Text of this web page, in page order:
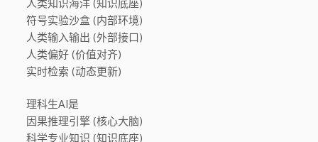
人类知识海洋 (知识底座)
符号实验沙盒 (内部环境)
人类输入输出 (外部接口)
人类偏好 (价值对齐)
实时检索 (动态更新)
理科生AI是
因果推理引擎 (核心大脑)
科学专业知识 (知识底座)